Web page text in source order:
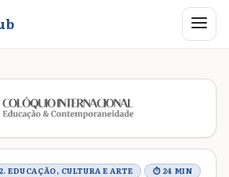
Abrir
trabalho
EDUCAÇÃO, CULTURA E ARTE ⏱ 24 MIN